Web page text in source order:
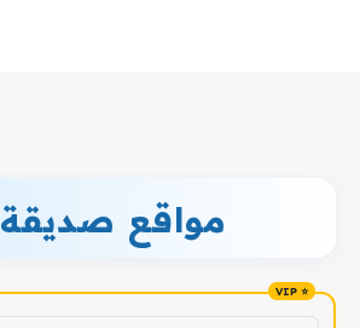
مواقع صديقة